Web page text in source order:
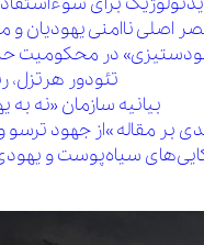
اصلی ناامنی
در محکومیت
تئودور هرتزل،
بیانیه سازمان «نه